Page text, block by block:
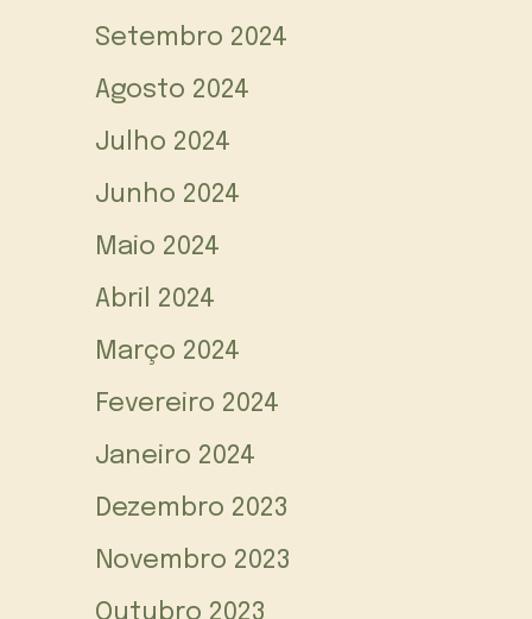
Setembro 2024
Agosto 2024
Julho 2024
Junho 2024
Maio 2024
Abril 2024
Março 2024
Fevereiro 2024
Janeiro 2024
Dezembro 2023
Novembro 2023
Outubro 2023